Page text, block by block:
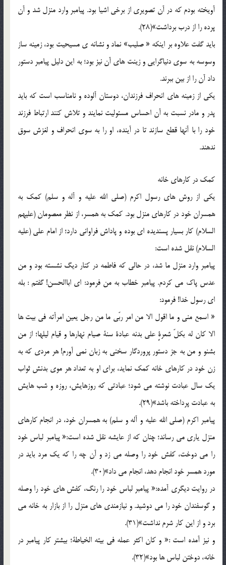
آویخته بودم که در آن تصویری از برخی اشیا بود. پیامبر وارد منزل شد و آن
پرده را از درب برداشت»(28).
باید گفت علاوه بر اینکه « صلیب» نماد و نشانه ی مسیحیت بود، زمینه ساز
وسوسه به سوی دنیاگرایی و زینت های آن نیز بود؛ به این دلیل پیامبر دستور
داد آن را از بین ببرند.
یکی از زمینه های انحراف فرزندان، دوستان آلوده و نامناسب است که باید
پدر و مادر نسبت به آن احساس مسئولیت نمایند و تلاش کنند ارتباط فرزند
خود را با آنها قطع سازند تا در آینده، او را به سوی انحراف و لغزش سوق
ندهند.
کمک در کارهای خانه
یکی از روش های رسول اکرم (صلی الله علیه و آله و سلم) کمک به
همسران خود در کارهای منزل بود. کمک به همسر، از نظر معصومان (علیهم
السلام) کار بسیار پسندیده ای بوده و پاداش فراوانی دارد؛ از امام علی (علیه
السلام) نقل شده است:
پیامبر وارد منزل ما شد، در حالی که فاطمه در کنار دیگ نشسته بود و من
عدس پاک می کردم. پیامبر خطاب به من فرمود: ای اباالحسن! گفتم : بله
ای رسول خدا! فرمود:
« اسمع منی و ما اقول الا من امر ربّی ما من رجل یعین امرأته فی بیت ها
الا کان له بکلّ شعرةٍ علی بدنه عبادة سنة صیام نهارها و قیام لیلها؛ از من
بشنو و من به جز دستور پروردگار سخنی به زبان نمی آورم! هر مردی که به
زن خود در کارهای خانه کمک نماید، برای او به تعداد هر موی بدنش ثواب
یک سال عبادت نوشته می شود؛ عبادتی که روزهایش، روزه و شب هایش
به عبادت پرداخته باشد»(29).
پیامبر اکرم (صلی الله علیه و آله و سلم) به همسران خود، در انجام کارهای
منزل یاری می رساند؛ چنان که از عایشه نقل شده است:« پیامبر لباس خود
را می دوخت، کفش خود را وصله می زد و آن چه را که یک مرد باید در
مورد همسر خود انجام دهد، انجام می داد»(30).
در روایت دیگری آمده:« پیامبر لباس خود را رنگ، کفش های خود را وصله
و گوسفندان خود را می دوشید. و نیازمندی های منزل را از بازار به خانه می
برد و از این کار شرم نداشت»(31).
و نیز آمده است :« و کان اکثر عمله فی بیته الخیاطة؛ بیشتر کار پیامبر در
خانه، دوختن لباس ها بود»(32).